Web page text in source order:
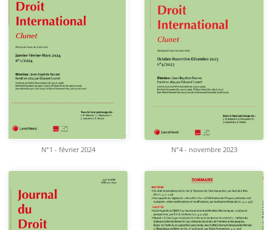
N°1 - février 2024 N°4 - novembre 2023